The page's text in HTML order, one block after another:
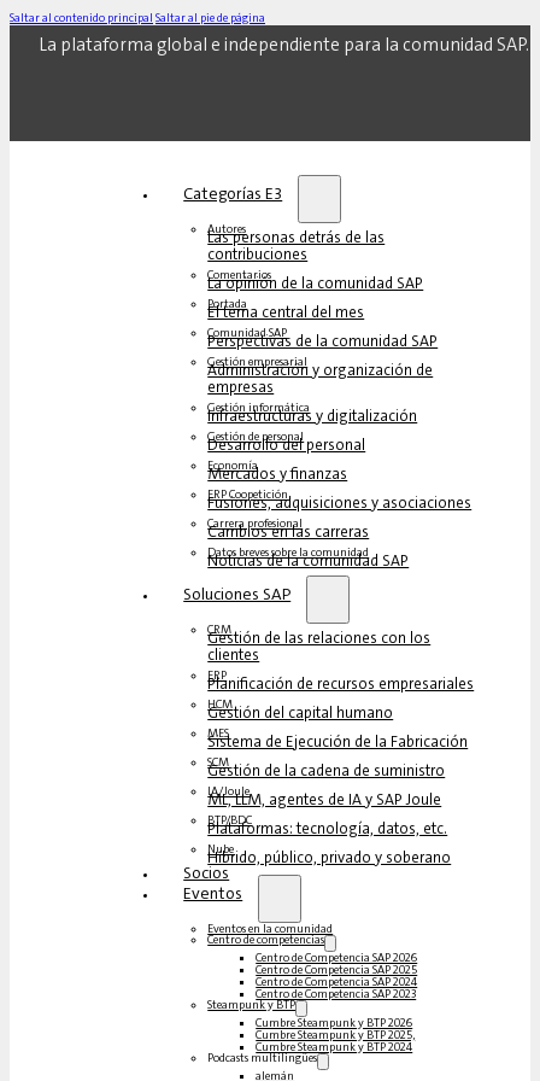
Saltar al contenido principal Saltar al pie de página
La plataforma global e independiente para la comunidad SAP.
Categorías E3
Autores
Las personas detrás de las
contribuciones
Comentarios
La opinión de la comunidad SAP
Portada
El tema central del mes
Comunidad SAP
Perspectivas de la comunidad SAP
Gestión empresarial
Administración y organización de
empresas
Gestión informática
Infraestructuras y digitalización
Gestión de personal
Desarrollo del personal
Economía
Mercados y finanzas
ERP Coopetición
Fusiones, adquisiciones y asociaciones
Carrera profesional
Cambios en las carreras
Datos breves sobre la comunidad
Noticias de la comunidad SAP
Soluciones‎‎ SAP
CRM
Gestión de las relaciones con los
clientes
ERP
Planificación de recursos empresariales
HCM
Gestión del capital humano
MES
Sistema de Ejecución de la Fabricación
SCM
Gestión de la cadena de suministro
IA/Joule
ML, LLM, agentes de IA y SAP Joule
BTP/BDC
Plataformas: tecnología, datos, etc.
Nube
Híbrido, público, privado y soberano
Socios
Eventos
Eventos en la comunidad
Centro de competencias
Centro de Competencia SAP 2026
Centro de Competencia SAP 2025
Centro de Competencia SAP 2024
Centro de Competencia SAP 2023
Steampunk y BTP
Cumbre Steampunk y BTP 2026
Cumbre Steampunk y BTP 2025,
Cumbre Steampunk y BTP 2024
Podcasts multilingües
alemán